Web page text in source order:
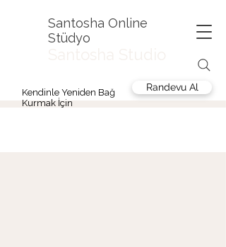
Santosha Online
Stüdyo
Kendinle Yeniden Bağ
Kurmak İçin
Randevu Al